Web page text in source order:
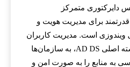
دایرکتوری متمرکز
برای مدیریت هویت و
است. مدیریت کاربران
و گروه‌ها به عنوان هسته اصلی AD DS، به سازمان‌ها
به منابع را به صورت امن و